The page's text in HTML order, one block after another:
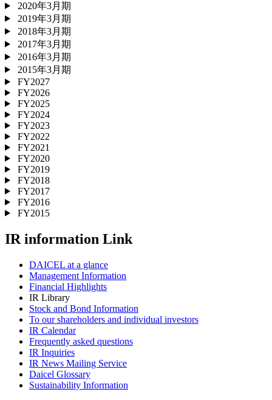
2020年3月期
2019年3月期
2018年3月期
2017年3月期
2016年3月期
2015年3月期
FY2027
FY2026
FY2025
FY2024
FY2023
FY2022
FY2021
FY2020
FY2019
FY2018
FY2017
FY2016
FY2015
IR information Link
DAICEL at a glance
Management Information
Financial Highlights
IR Library
Stock and Bond Information
To our shareholders and individual investors
IR Calendar
Frequently asked questions
IR Inquiries
IR News Mailing Service
Daicel Glossary
Sustainability Information